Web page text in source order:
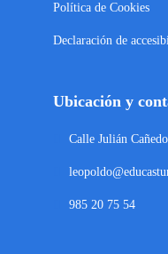
Política de Cookies
Declaración de
Ubicación y
Calle Julián
985 20 75 54